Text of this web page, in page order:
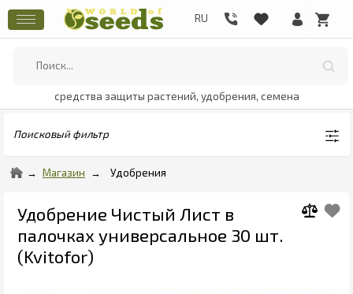
средства защиты растений, удобрения, семена
Поисковый фильтр
Магазин Удобрения
Удобрение Чистый Лист в
палочках универсальное 30 шт.
(Kvitofor)